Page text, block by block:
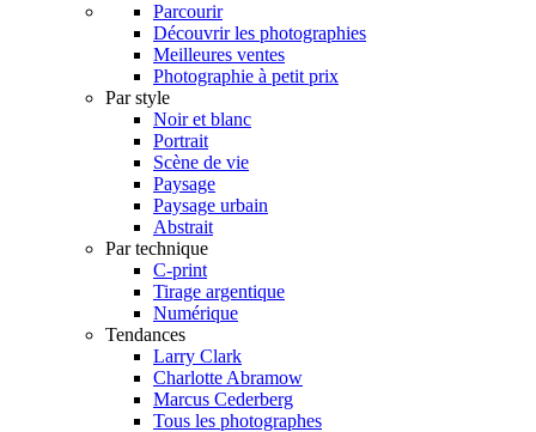
Parcourir
Découvrir les photographies
Meilleures ventes
Photographie à petit prix
Par style
Noir et blanc
Portrait
Scène de vie
Paysage
Paysage urbain
Abstrait
Par technique
C-print
Tirage argentique
Numérique
Tendances
Larry Clark
Charlotte Abramow
Marcus Cederberg
Tous les photographes